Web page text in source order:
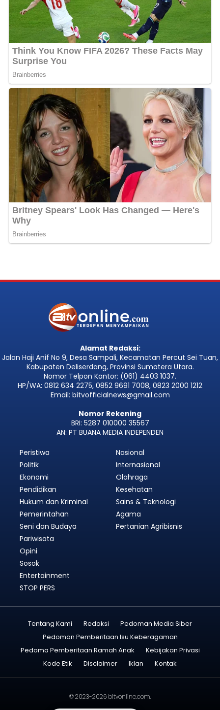
Alamat Redaksi:
Jalan Haji Anif No 9, Desa Sampali, Kecamatan Percut Sei Tuan,
Kabupaten Deliserdang, Provinsi Sumatera Utara.
Nomor Telpon Kantor: (061) 4403 1037.
HP/WA: 0812 634 2275, 0852 9691 7008, 0823 2000 1212
Email: bitvofficialnews@gmail.com
Nomor Rekening
BRI: 5287 010000 35567
AN: PT BUANA MEDIA INDEPENDEN
Peristiwa
Politik
Ekonomi
Pendidikan
Hukum dan Kriminal
Pemerintahan
Nasional
Internasional
Olahraga
Kesehatan
Sains & Teknologi
Agama
Seni dan Budaya
Pariwisata
Opini
Sosok
Entertainment
STOP PERS
Pertanian Agribisnis
Tentang Kami Redaksi
Pedoman Media Siber
Pedoman Pemberitaan Isu Keberagaman
Pedoma Pemberitaan Ramah Anak
Kebijakan Privasi
Kode Etik
Disclaimer Iklan Kontak
© 2023-2026 bitvonline.com.